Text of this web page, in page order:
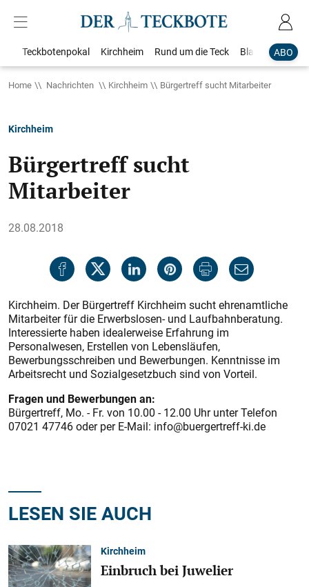
ABO
Teckbotenpokal Kirchheim Rund um die Teck Blaulicht
Home Nachrichten Kirchheim Bürgertreff sucht Mitarbeiter
Kirchheim
Bürgertreff sucht
Mitarbeiter
28.08.2018
Kirchheim. Der Bürgertreff Kirchheim sucht ehrenamtliche
Mitarbeiter für die Erwerbslosen- und Laufbahnberatung.
Interessierte haben idealerweise Erfahrung im
Personalwesen, Erstellen von Lebensläufen,
Bewerbungsschreiben und Bewerbungen. Kenntnisse im
Arbeitsrecht und Sozialgesetzbuch sind von Vorteil.
Fragen und Bewerbungen an:
Bürgertreff, Mo. - Fr. von 10.00 - 12.00 Uhr unter Telefon
07021 47746 oder per E-Mail: info@buergertreff-ki.de
LESEN SIE AUCH
Kirchheim
Einbruch bei Juwelier